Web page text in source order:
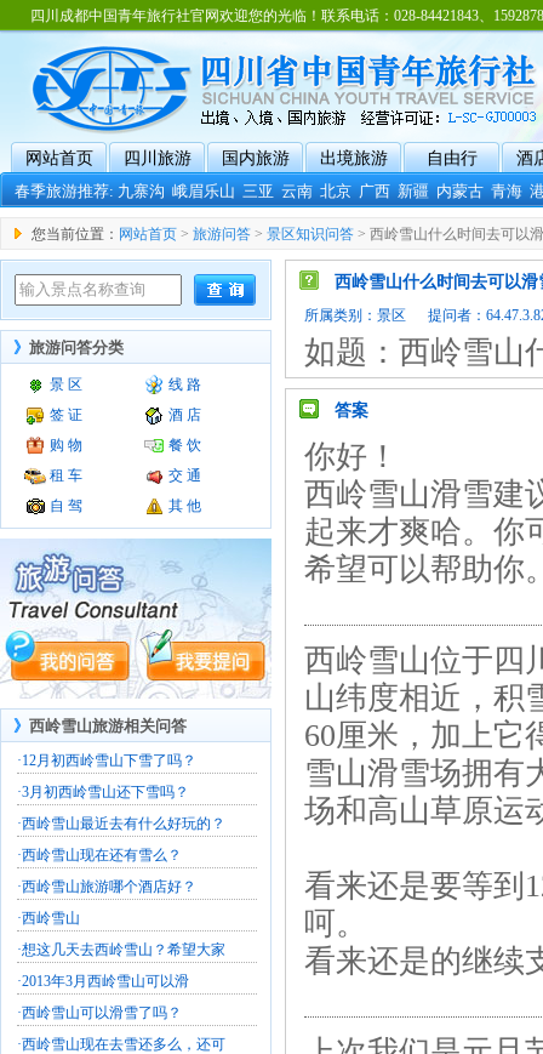
四川成都中国青年旅行社官网欢迎您的光临！联系电话：028-84421843、
网站首页 四川旅游 国内旅游 出境旅游 自由行
酒
春季旅游推荐:九寨沟 峨眉乐山 三亚 云南 北京 广西 新疆 内蒙古 青海
您当前位置： 网站首页 > 旅游问答 > 景区知识问答 > 西岭雪山什么时间去可以
》 旅游问答分类
景 区
线 路
签 证
酒 店
购 物
餐 饮
租 车
交 通
自 驾
其 他
》 西岭雪山旅游相关问答
·12月初西岭雪山下雪了吗？
·3月初西岭雪山还下雪吗？
·西岭雪山最近去有什么好玩的？
·西岭雪山现在还有雪么？
·西岭雪山旅游哪个酒店好？
·西岭雪山
·想这几天去西岭雪山？希望大家
·2013年3月西岭雪山可以滑
·西岭雪山可以滑雪了吗？
·西岭雪山现在去雪还多么，还可
西岭雪山什么时间去可以滑
所属类别： 景区 提问者：
如题：西岭雪山
答案
你好！
西岭雪山滑雪建
起来才爽哈。你
希望可以帮助你
西岭雪山位于四
山纬度相近，积
60厘米，加上它
雪山滑雪场拥有
场和高山草原运
看来还是要等到
呵。
看来还是的继续